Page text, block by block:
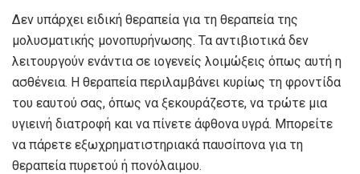
Δεν υπάρχει ειδική θεραπεία για τη θεραπεία της
μολυσματικής μονοπυρήνωσης. Τα αντιβιοτικά δεν
λειτουργούν ενάντια σε ιογενείς λοιμώξεις όπως αυτή η
ασθένεια. Η θεραπεία περιλαμβάνει κυρίως τη φροντίδα
του εαυτού σας, όπως να ξεκουράζεστε, να τρώτε μια
υγιεινή διατροφή και να πίνετε άφθονα υγρά. Μπορείτε
να πάρετε εξωχρηματιστηριακά παυσίπονα για τη
θεραπεία πυρετού ή πονόλαιμου.